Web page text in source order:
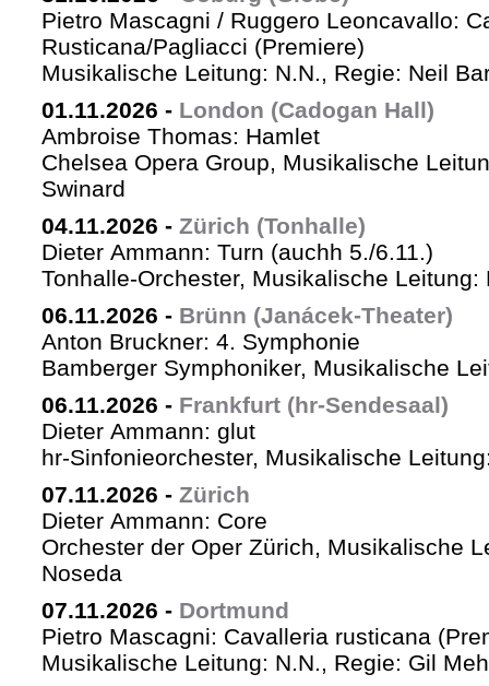
Pietro Mascagni / Ruggero Leoncavallo:
Rusticana/Pagliacci (Premiere)
Musikalische Leitung: N.N., Regie: Neil
01.11.2026 - London (Cadogan Hall)
Ambroise Thomas: Hamlet
Chelsea Opera Group, Musikalische
Swinard
04.11.2026 - Zürich (Tonhalle)
Dieter Ammann: Turn (auchh 5./6.11.)
Tonhalle-Orchester, Musikalische Leitung:
06.11.2026 - Brünn (Janácek-Theater)
Anton Bruckner: 4. Symphonie
Bamberger Symphoniker, Musikalische
06.11.2026 - Frankfurt (hr-Sendesaal)
Dieter Ammann: glut
hr-Sinfonieorchester, Musikalische
07.11.2026 - Zürich
Dieter Ammann: Core
Orchester der Oper Zürich, Musikalische
Noseda
07.11.2026 - Dortmund
Pietro Mascagni: Cavalleria rusticana
Musikalische Leitung: N.N., Regie: Gil